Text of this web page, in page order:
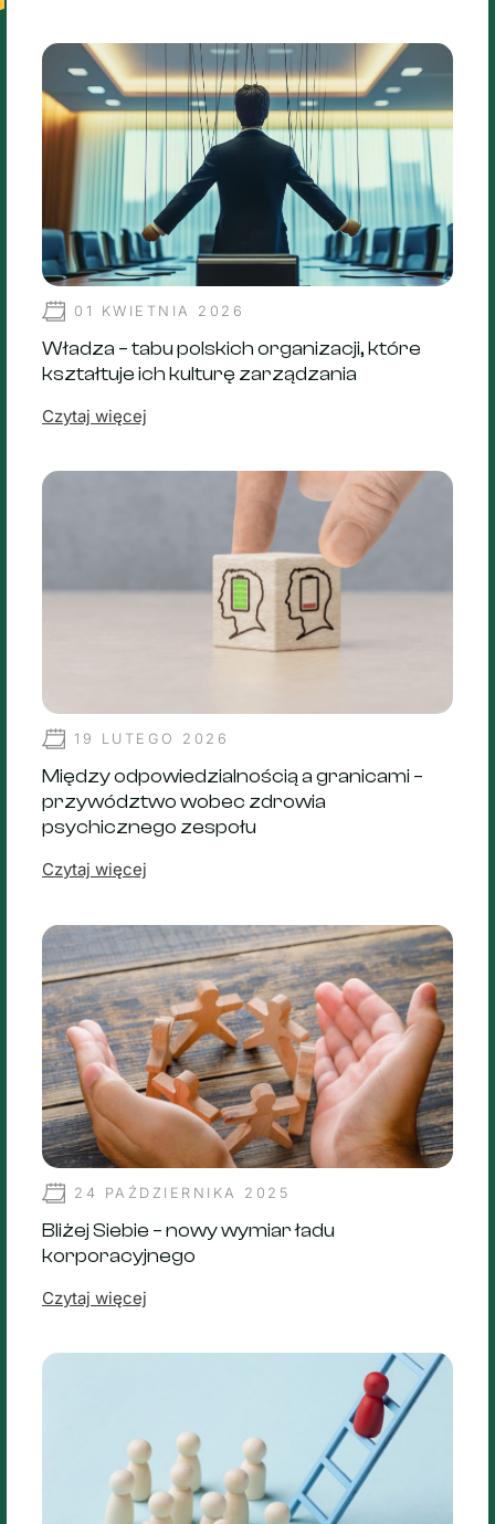
01 KWIETNIA 2026
Władza – tabu polskich organizacji, które
kształtuje ich kulturę zarządzania
Czytaj więcej
19 LUTEGO 2026
Między odpowiedzialnością a granicami –
przywództwo wobec zdrowia
psychicznego zespołu
Czytaj więcej
24 PAŹDZIERNIKA 2025
Bliżej Siebie – nowy wymiar ładu
korporacyjnego
Czytaj więcej